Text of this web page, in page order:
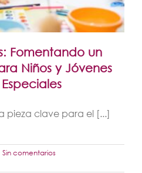
Fomentando un
Niños y Jóvenes
pieza clave para el [...]
Sin comentarios